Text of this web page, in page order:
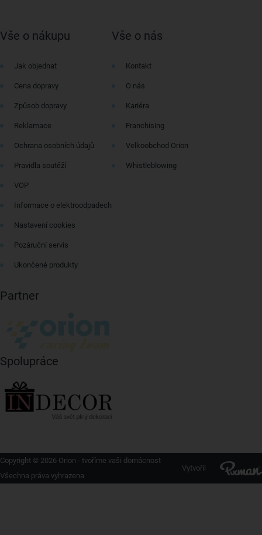
Vše o nákupu
Jak objednat
Cena dopravy
Způsob dopravy
Reklamace
Ochrana osobních údajů
Pravidla soutěží
VOP
Informace o elektroodpadech
Nastavení cookies
Pozáruční servis
Ukončené produkty
Vše o nás
Kontakt
O nás
Kariéra
Franchising
Velkoobchod Orion
Whistleblowing
Partner
Spolupráce
Copyright © 2026 Orion - tvoříme vaši domácnost
Všechna práva vyhrazena
Vytvořil